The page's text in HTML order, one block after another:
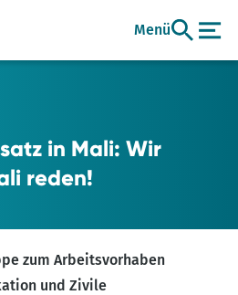
Menü
in Mali: Wir
reden!
zum Arbeitsvorhaben
und Zivile